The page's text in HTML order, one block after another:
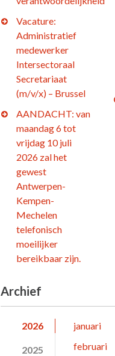
Vacature:
Administratief
medewerker
Intersectoraal
Secretariaat
(m/v/x) – Brussel
AANDACHT: van
maandag 6 tot
vrijdag 10 juli
2026 zal het
gewest
Antwerpen-
Kempen-
Mechelen
telefonisch
moeilijker
bereikbaar zijn.
Archief
2026
2025
januari
februari